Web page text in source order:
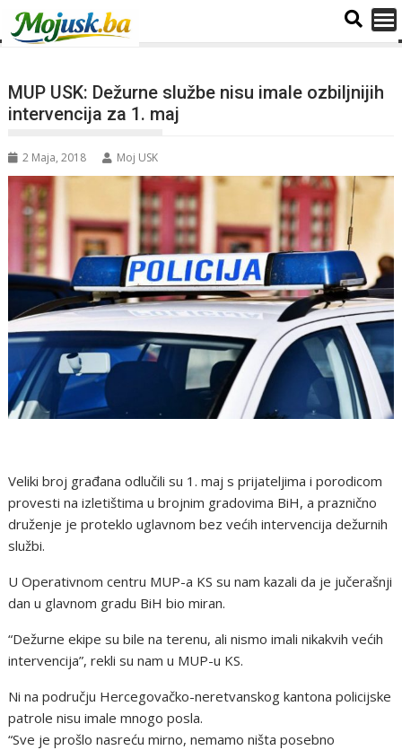
MUP USK: Dežurne službe nisu imale ozbiljnijih
intervencija za 1. maj
2 Maja, 2018 Moj USK
Veliki broj građana odlučili su 1. maj s prijateljima i porodicom
provesti na izletištima u brojnim gradovima BiH, a praznično
druženje je proteklo uglavnom bez većih intervencija dežurnih
službi.
U Operativnom centru MUP-a KS su nam kazali da je jučerašnji
dan u glavnom gradu BiH bio miran.
“Dežurne ekipe su bile na terenu, ali nismo imali nikakvih većih
intervencija”, rekli su nam u MUP-u KS.
Ni na području Hercegovačko-neretvanskog kantona policijske
patrole nisu imale mnogo posla.
“Sve je prošlo nasreću mirno, nemamo ništa posebno